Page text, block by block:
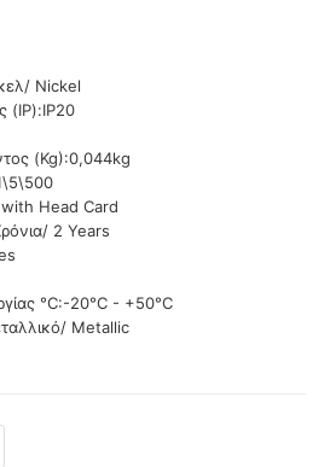
Nickel
(IP):IP20
(Kg):0,044kg
Head Card
2 Years
°C:-20°C - +50°C
Metallic